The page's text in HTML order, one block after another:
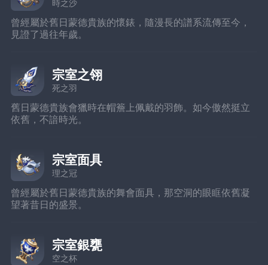
曾經屬於舊日蒙德貴族的懷錶，隨漫長的譜系流傳至今，
見證了過往年歲。
宗室之翎
死之羽
舊日蒙德貴族會獵時在帽簷上佩戴的羽飾。如今傲然挺立
依舊，不諳時光。
宗室面具
理之冠
曾經屬於舊日蒙德貴族的舞會面具，那空洞的眼眶依舊凝
望著昔日的盛景。
宗室銀甕
空之杯